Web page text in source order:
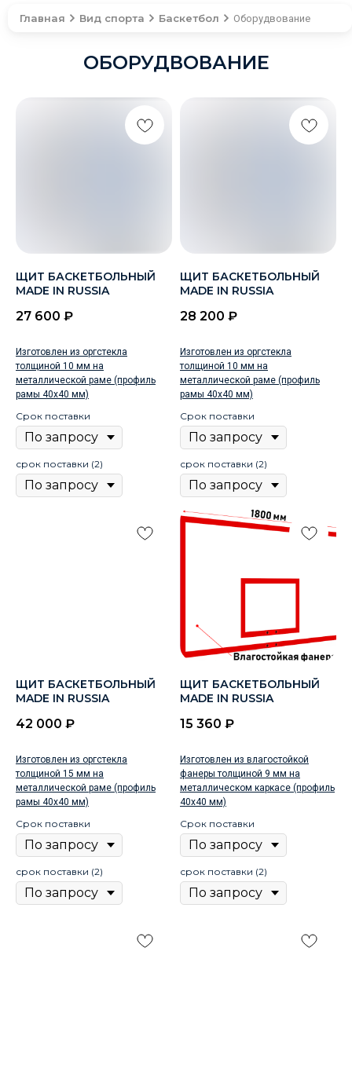
Главная Вид спорта Баскетбол Оборудвование
ОБОРУДВОВАНИЕ
ЩИТ БАСКЕТБОЛЬНЫЙ
MADE IN RUSSIA
27 600 ₽
Изготовлен из оргстекла
толщиной 10 мм на
металлической раме (профиль
рамы 40х40 мм)
Срок поставки
срок поставки (2)
ЩИТ БАСКЕТБОЛЬНЫЙ
MADE IN RUSSIA
28 200 ₽
Изготовлен из оргстекла
толщиной 10 мм на
металлической раме (профиль
рамы 40х40 мм)
Срок поставки
срок поставки (2)
ЩИТ БАСКЕТБОЛЬНЫЙ
MADE IN RUSSIA
42 000 ₽
Изготовлен из оргстекла
толщиной 15 мм на
металлической раме (профиль
рамы 40х40 мм)
Срок поставки
срок поставки (2)
ЩИТ БАСКЕТБОЛЬНЫЙ
MADE IN RUSSIA
15 360 ₽
Изготовлен из влагостойкой
фанеры толщиной 9 мм на
металлическом каркасе (профиль
40х40 мм)
Срок поставки
срок поставки (2)